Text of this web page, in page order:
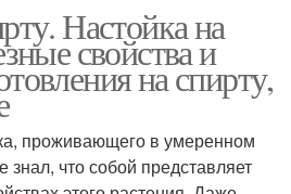
Настойка на
свойства и
на спирту,
проживающего в умеренном
что собой представляет